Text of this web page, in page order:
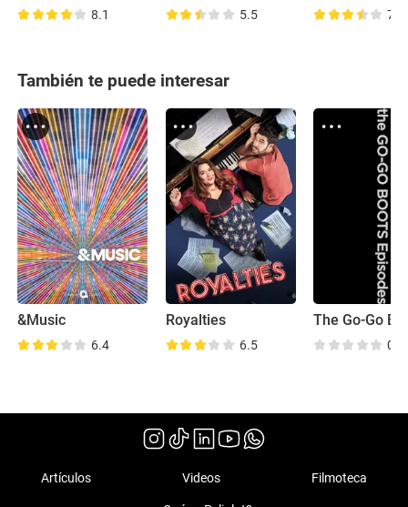
8.1 5.5 7.3
También te puede interesar
&Music
6.4
Royalties
6.5
The Go-Go
0.0
Artículos Videos Filmoteca